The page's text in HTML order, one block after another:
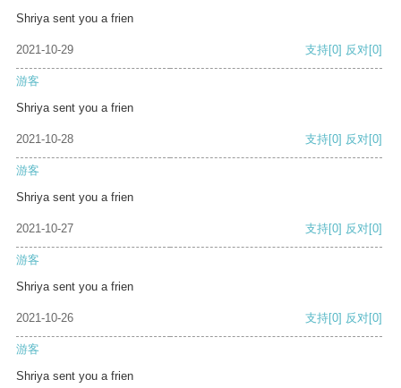
Shriya sent you a frien
2021-10-29 支持[0] 反对[0]
游客
Shriya sent you a frien
2021-10-28 支持[0] 反对[0]
游客
Shriya sent you a frien
2021-10-27 支持[0] 反对[0]
游客
Shriya sent you a frien
2021-10-26 支持[0] 反对[0]
游客
Shriya sent you a frien